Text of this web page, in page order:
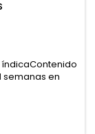
índicaContenido
semanas en
en
interior; hasta
dulces y
e...